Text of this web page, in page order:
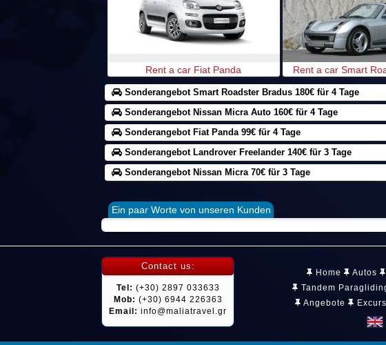
Rent a car Fiat Panda Rent a car Smart
Sonderangebot Smart Roadster Bradus 180€ für 4 Tage
Sonderangebot Nissan Micra Auto 160€ für 4 Tage
Sonderangebot Fiat Panda 99€ für 4 Tage
Sonderangebot Landrover Freelander 140€ für 3 Tage
Sonderangebot Nissan Micra 70€ für 3 Tage
Ein paar Worte von unseren Kunden
Contact us:
Tel: (+30) 2897 033633
Mob: (+30) 6944 226363
Email: info@maliatravel.gr
Home Autos
Tandem
Angebote